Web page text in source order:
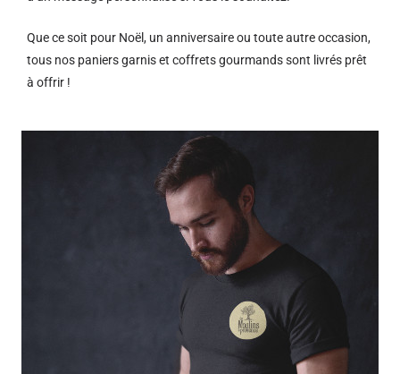
Que ce soit pour Noël, un anniversaire ou toute autre occasion,
tous nos paniers garnis et coffrets gourmands sont livrés prêt
à offrir !